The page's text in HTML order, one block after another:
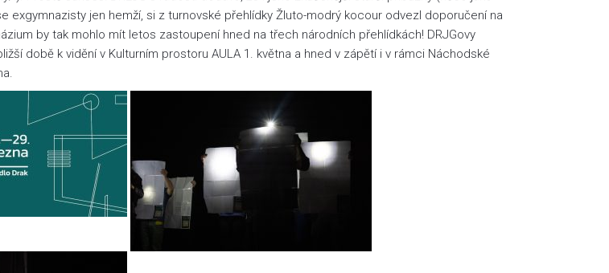
exgymnazisty jen hemží, si z turnovské přehlídky Žluto-modrý kocour odvezl doporučení na
by tak mohlo mít letos zastoupení hned na třech národních přehlídkách! DRJGovy
době k vidění v Kulturním prostoru AULA 1. května a hned v zápětí i v rámci Náchodské